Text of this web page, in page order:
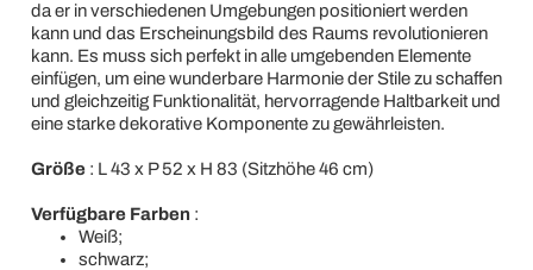
da er in verschiedenen Umgebungen positioniert werden
kann und das Erscheinungsbild des Raums revolutionieren
kann. Es muss sich perfekt in alle umgebenden Elemente
einfügen, um eine wunderbare Harmonie der Stile zu schaffen
und gleichzeitig Funktionalität, hervorragende Haltbarkeit und
eine starke dekorative Komponente zu gewährleisten.
Größe: L 43 x P 52 x H 83 (Sitzhöhe 46 cm)
Verfügbare Farben :
Weiß;
schwarz;